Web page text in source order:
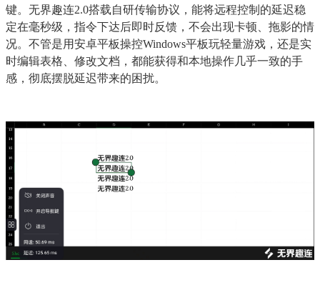
键。无界趣连2.0搭载自研传输协议，能将远程控制的延迟稳
定在毫秒级，指令下达后即时反馈，不会出现卡顿、拖影的情
况。不管是用安卓平板操控Windows平板玩轻量游戏，还是实
时编辑表格、修改文档，都能获得和本地操作几乎一致的手
感，彻底摆脱延迟带来的困扰。